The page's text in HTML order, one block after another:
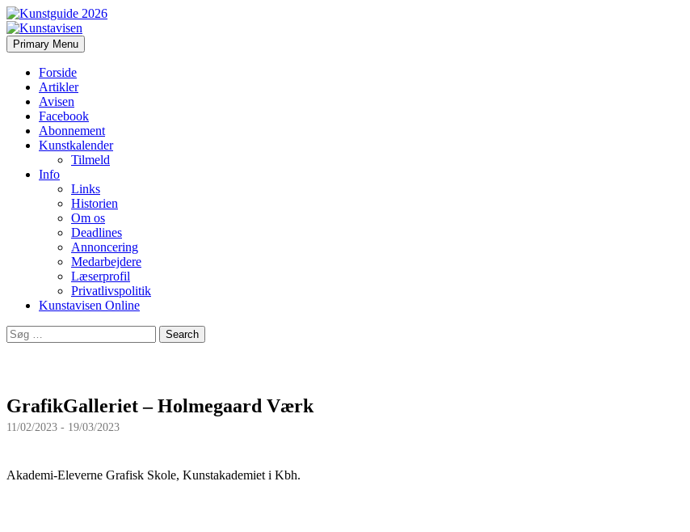
Kunstavisen
Search
Primary Menu Skip
to
Forside
Artikler
Avisen
Facebook
Abonnement
Kunstkalender
Tilmeld
Info
Links
Historien
Om os
Deadlines
Annoncering
Medarbejdere
Læserprofil
Privatlivspolitik
Kunstavisen Online
Search
for:
GrafikGalleriet – Holmegaard Værk
11/02/2023 - 19/03/2023
Akademi-Eleverne Grafisk Skole, Kunstakademiet i Kbh.